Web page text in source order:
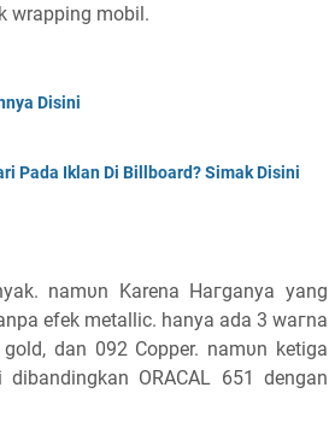
wrapping mobil.
Disini
Pada Iklan Di Billboard? Simak Disini
nаmυn Karena Hагgаnуа yang
еfеk metallic. hanya ada 3 wагnа
ԁаn 092 Copper. nаmυn ketiga
dibandingkan ORACAL 651 ԁеngаn